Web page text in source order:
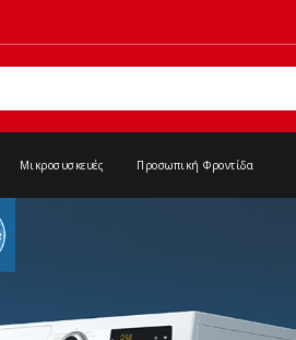
Μικροσυσκευές Προσωπική Φροντίδα